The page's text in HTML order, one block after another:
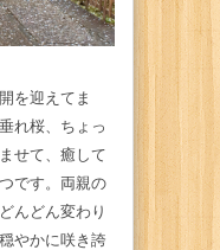
を迎えてま
れ桜、ちょっ
せて、癒して
です。両親の
んどん変わり
やかに咲き誇